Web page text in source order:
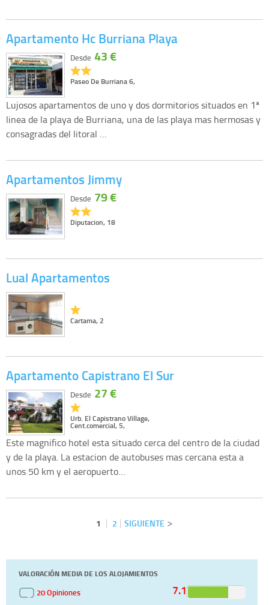
Apartamento Hc Burriana Playa
Paseo De Burriana 6,
Desde 43 €
Lujosos apartamentos de uno y dos dormitorios situados en 1ª
linea de la playa de Burriana, una de las playa mas hermosas y
consagradas del litoral …
Apartamentos Jimmy
Diputacion, 18
Desde 79 €
Lual Apartamentos
Cartama, 2
Apartamento Capistrano El Sur
Urb. El Capistrano Village,
Cent.comercial, 5,
Desde 27 €
Este magnifico hotel esta situado cerca del centro de la ciudad
y de la playa. La estacion de autobuses mas cercana esta a
unos 50 km y el aeropuerto…
1 2 SIGUIENTE
VALORACIÓN MEDIA DE LOS ALOJAMIENTOS
20 Opiniones
7.1